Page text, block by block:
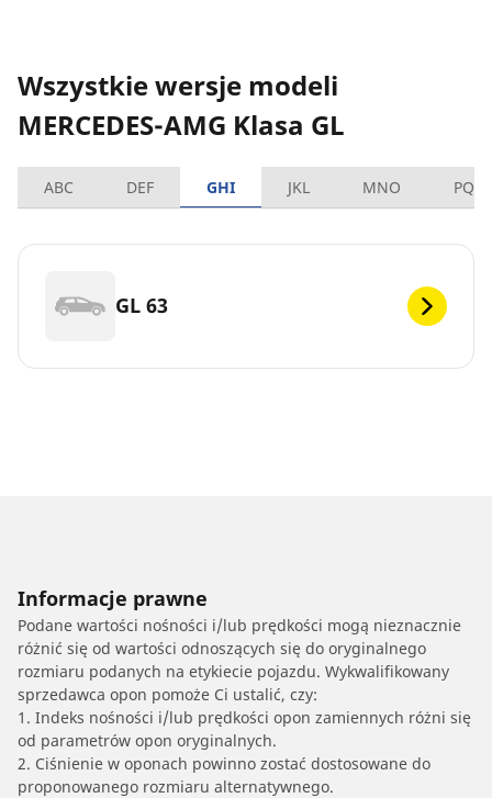
Wszystkie wersje modeli
MERCEDES-AMG Klasa GL
ABC DEF GHI JKL MNO PQRS
GL 63
Informacje prawne
Podane wartości nośności i/lub prędkości mogą nieznacznie
różnić się od wartości odnoszących się do oryginalnego
rozmiaru podanych na etykiecie pojazdu. Wykwalifikowany
sprzedawca opon pomoże Ci ustalić, czy:
1. Indeks nośności i/lub prędkości opon zamiennych różni się
od parametrów opon oryginalnych.
2. Ciśnienie w oponach powinno zostać dostosowane do
proponowanego rozmiaru alternatywnego.